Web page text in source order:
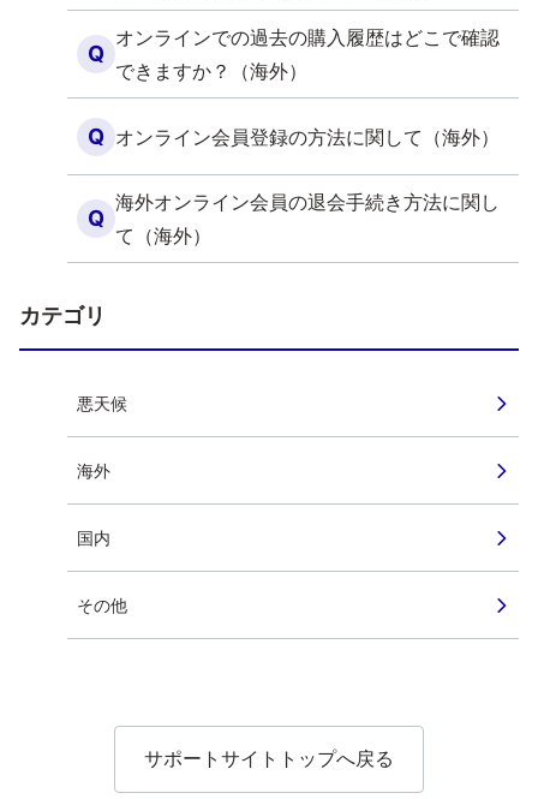
Q
オンラインでの過去の購入履歴はどこで確認
できますか？（海外）
Q オンライン会員登録の方法に関して（海外）
Q
海外オンライン会員の退会手続き方法に関し
て（海外）
カテゴリ
悪天候
海外
国内
その他
サポートサイトトップへ戻る